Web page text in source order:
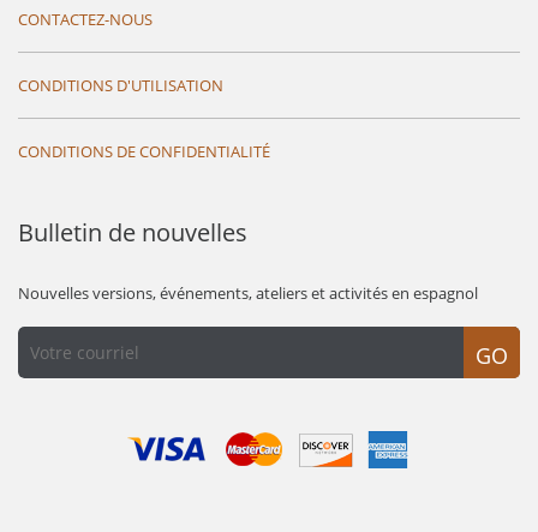
CONTACTEZ-NOUS
CONDITIONS D'UTILISATION
CONDITIONS DE CONFIDENTIALITÉ
Bulletin de nouvelles
Nouvelles versions, événements, ateliers et activités en espagnol
GO